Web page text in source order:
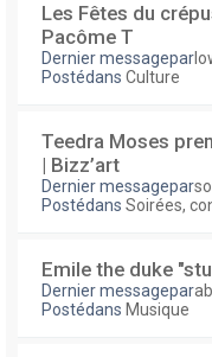
Les Fêtes du
Pacôme T
Dernier messagepar
Postédans Culture
Teedra Moses
| Bizz’art
Dernier messagepar
Postédans Soirées,
Emile the duke
Dernier messagepar
Postédans Musique